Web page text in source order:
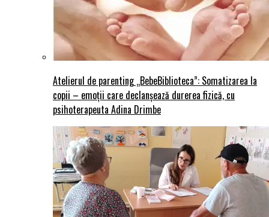
Atelierul de parenting „BebeBiblioteca”: Somatizarea la
copii – emoții care declanșează durerea fizică, cu
psihoterapeuta Adina Drimbe